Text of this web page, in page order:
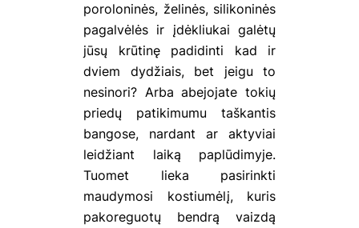
poroloninės, želinės, silikoninės
pagalvėlės ir įdėkliukai galėtų
jūsų krūtinę padidinti kad ir
dviem dydžiais, bet jeigu to
nesinori? Arba abejojate tokių
priedų patikimumu taškantis
bangose, nardant ar aktyviai
leidžiant laiką paplūdimyje.
Tuomet lieka pasirinkti
maudymosi kostiumėlį, kuris
pakoreguotų bendrą vaizdą